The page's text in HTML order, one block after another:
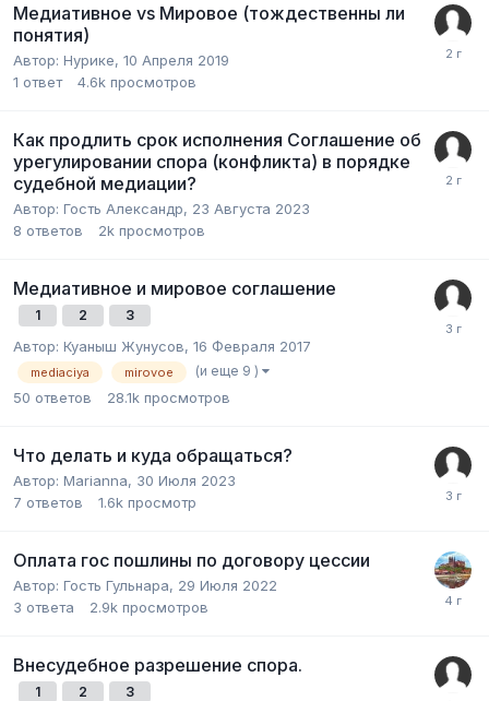
Медиативное vs Мировое (тождественны ли
понятия)
Автор: Нурике, 10 Апреля 2019
1 ответ 4.6k просмотров
Как продлить срок исполнения Соглашение об
урегулировании cпopa (конфликта) в порядке
судебной медиации?
Автор: Гость Александр, 23 Августа 2023
8 ответов 2k просмотров
Медиативное и мировое соглашение
1 2 3
Автор: Куаныш Жунусов, 16 Февраля 2017
mediaciya mirovoe (и еще 9 )
50 ответов 28.1k просмотров
Что делать и куда обращаться?
Автор: Marianna, 30 Июля 2023
7 ответов 1.6k просмотр
Оплата гос пошлины по договору цессии
Автор: Гость Гульнара, 29 Июля 2022
3 ответа 2.9k просмотров
Внесудебное разрешение спора.
1 2 3